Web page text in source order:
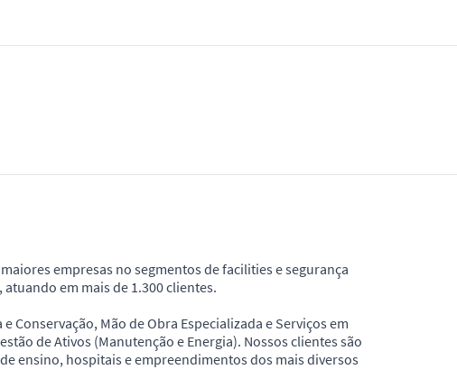
empresas no segmentos de facilities e segurança
em mais de 1.300 clientes.
Mão de Obra Especializada e Serviços em
de Ativos (Manutenção e Energia). Nossos clientes são
ensino, hospitais e empreendimentos dos mais diversos